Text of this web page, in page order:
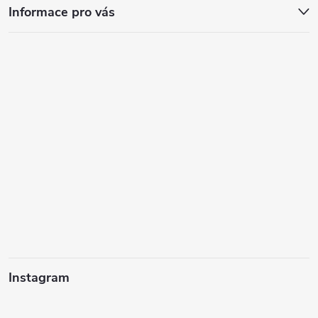
Informace pro vás
Instagram